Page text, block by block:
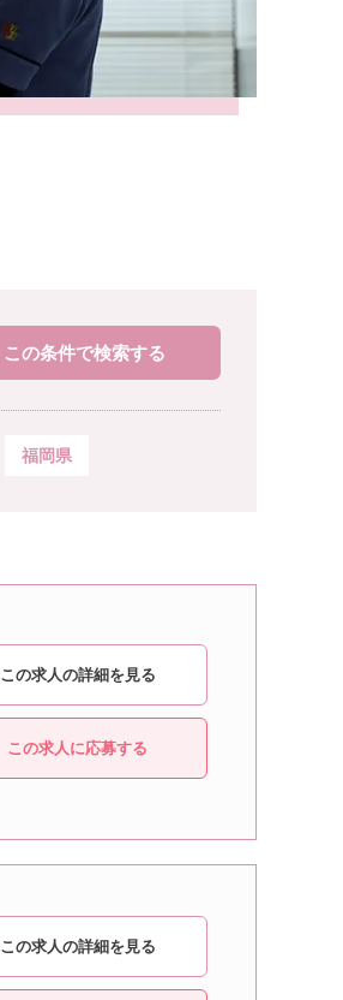
この条件で検索する
福岡県
この求人の詳細を見る
この求人に応募する
この求人の詳細を見る